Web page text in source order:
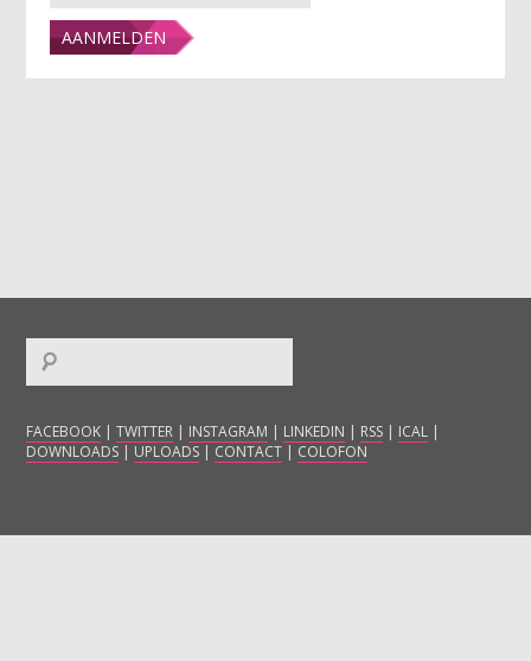
FACEBOOK |TWITTER | INSTAGRAM | LINKEDIN | RSS | ICAL |
DOWNLOADS | UPLOADS | CONTACT | COLOFON